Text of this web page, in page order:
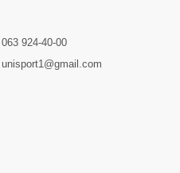
063 924-40-00
unisport1@gmail.com